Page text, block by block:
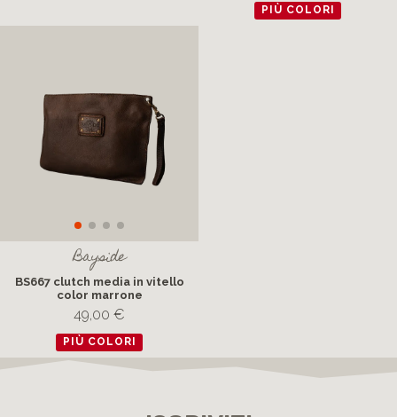
PIÙ COLORI
Bayside
BS667 clutch media in vitello
color marrone
49,00 €
PIÙ COLORI